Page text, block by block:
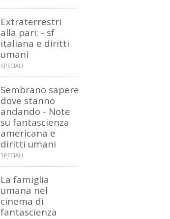
Extraterrestri
alla pari: - sf
italiana e diritti
umani
SPECIALI
Sembrano sapere
dove stanno
andando - Note
su fantascienza
americana e
diritti umani
SPECIALI
La famiglia
umana nel
cinema di
fantascienza